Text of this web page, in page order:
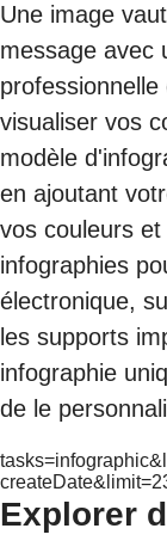
Une image
message avec
visualiser vos
modèle
en ajoutant
vos couleurs
infographies
électronique,
les supports
infographie
de le
Explorer